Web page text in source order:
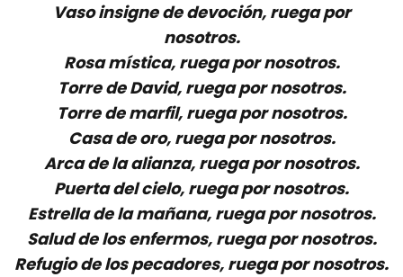
Vaso insigne de devoción, ruega por
nosotros.
Rosa mística, ruega por nosotros.
Torre de David, ruega por nosotros.
Torre de marfil, ruega por nosotros.
Casa de oro, ruega por nosotros.
Arca de la alianza, ruega por nosotros.
Puerta del cielo, ruega por nosotros.
Estrella de la mañana, ruega por nosotros.
Salud de los enfermos, ruega por nosotros.
Refugio de los pecadores, ruega por nosotros.